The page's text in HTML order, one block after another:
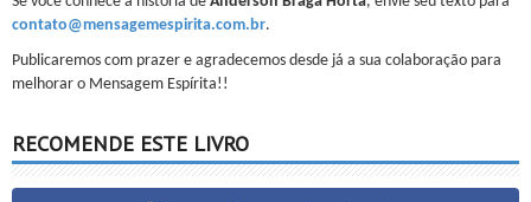
contato@mensagemespirita.com.br.
Publicaremos com prazer e agradecemos desde já a sua colaboração para
melhorar o Mensagem Espírita!!
RECOMENDE ESTE LIVRO